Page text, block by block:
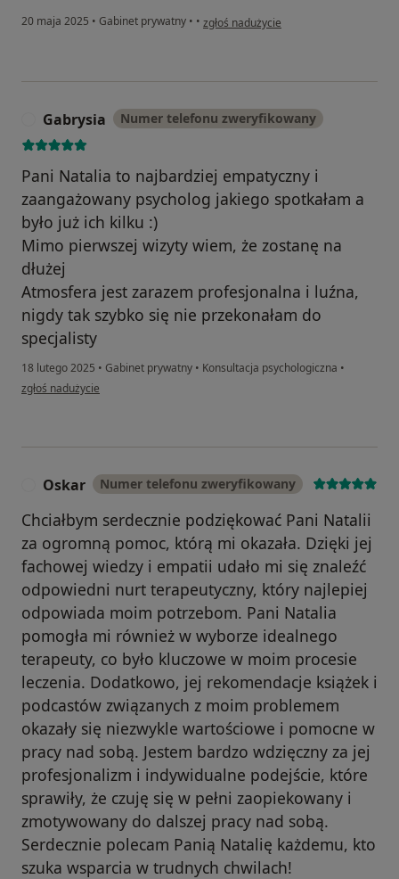
20 maja 2025 • Gabinet prywatny • • w opinii użytkownika Julka
zgłoś nadużycie
Gabrysia Numer telefonu zweryfikowany
Pani Natalia to najbardziej empatyczny i
zaangażowany psycholog jakiego spotkałam a
było już ich kilku :)
Mimo pierwszej wizyty wiem, że zostanę na
dłużej
Atmosfera jest zarazem profesjonalna i luźna,
nigdy tak szybko się nie przekonałam do
specjalisty
18 lutego 2025 • Gabinet prywatny • Konsultacja psychologiczna •
w opinii użytkownika Gabrysia
zgłoś nadużycie
Oskar Numer telefonu zweryfikowany
Chciałbym serdecznie podziękować Pani Natalii
za ogromną pomoc, którą mi okazała. Dzięki jej
fachowej wiedzy i empatii udało mi się znaleźć
odpowiedni nurt terapeutyczny, który najlepiej
odpowiada moim potrzebom. Pani Natalia
pomogła mi również w wyborze idealnego
terapeuty, co było kluczowe w moim procesie
leczenia. Dodatkowo, jej rekomendacje książek i
podcastów związanych z moim problemem
okazały się niezwykle wartościowe i pomocne w
pracy nad sobą. Jestem bardzo wdzięczny za jej
profesjonalizm i indywidualne podejście, które
sprawiły, że czuję się w pełni zaopiekowany i
zmotywowany do dalszej pracy nad sobą.
Serdecznie polecam Panią Natalię każdemu, kto
szuka wsparcia w trudnych chwilach!